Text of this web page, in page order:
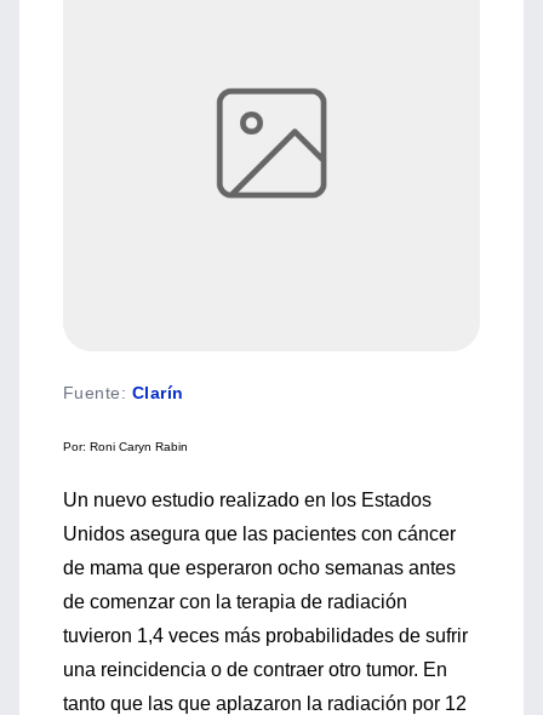
Fuente: Clarín
Por: Roni Caryn Rabin
Un nuevo estudio realizado en los Estados
Unidos asegura que las pacientes con cáncer
de mama que esperaron ocho semanas antes
de comenzar con la terapia de radiación
tuvieron 1,4 veces más probabilidades de sufrir
una reincidencia o de contraer otro tumor. En
tanto que las que aplazaron la radiación por 12